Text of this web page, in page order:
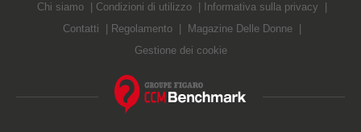
Chi siamo Condizioni di utilizzo
Informativa sulla privacy
Contatti
Regolamento
Magazine Delle Donne
Gestione dei cookie